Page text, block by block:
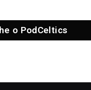
o PodCeltics